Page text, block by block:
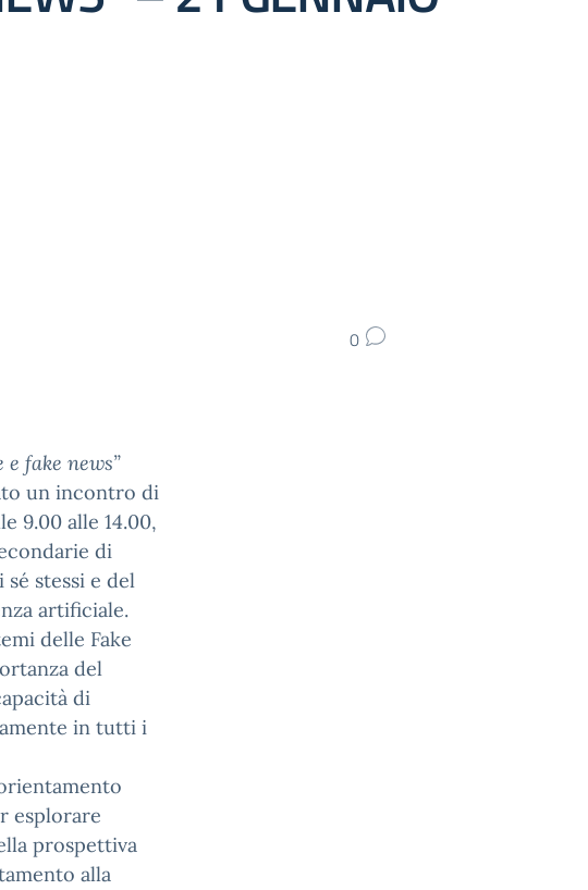
0
fake news”
un incontro di
9.00 alle 14.00,
di
stessi e del
artificiale.
delle Fake
del
di
in tutti i
esplorare
prospettiva
alla